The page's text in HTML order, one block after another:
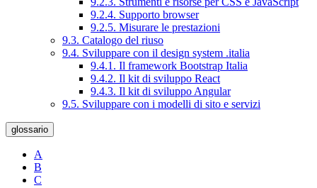
9.2.4. Supporto browser
9.2.5. Misurare le prestazioni
9.3. Catalogo del riuso
9.4. Sviluppare con il design system .italia
9.4.1. Il framework Bootstrap Italia
9.4.2. Il kit di sviluppo React
9.4.3. Il kit di sviluppo Angular
9.5. Sviluppare con i modelli di sito e servizi
glossario
A
B
C